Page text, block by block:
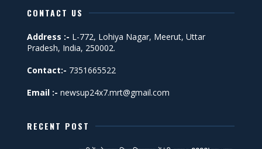
CONTACT US
Address :- L-772, Lohiya Nagar, Meerut, Uttar
Pradesh, India, 250002.
Contact:- 7351665522
Email :- newsup24x7.mrt@gmail.com
RECENT POST